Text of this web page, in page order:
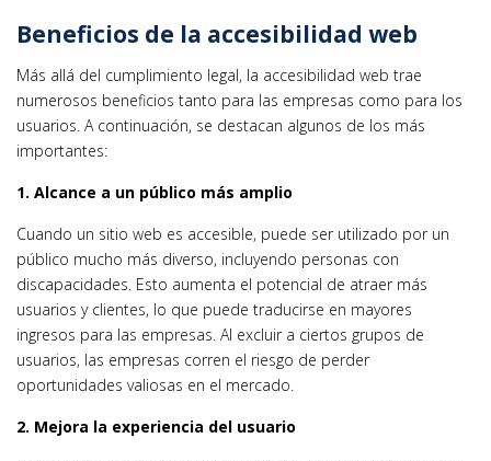
Beneficios de la accesibilidad web
Más allá del cumplimiento legal, la accesibilidad web trae
numerosos beneficios tanto para las empresas como para los
usuarios. A continuación, se destacan algunos de los más
importantes:
1. Alcance a un público más amplio
Cuando un sitio web es accesible, puede ser utilizado por un
público mucho más diverso, incluyendo personas con
discapacidades. Esto aumenta el potencial de atraer más
usuarios y clientes, lo que puede traducirse en mayores
ingresos para las empresas. Al excluir a ciertos grupos de
usuarios, las empresas corren el riesgo de perder
oportunidades valiosas en el mercado.
2. Mejora la experiencia del usuario